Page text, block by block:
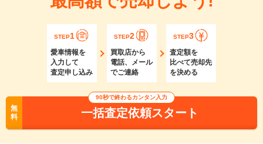
STEP1
愛車情報を
入力して
査定申し込み
STEP2
買取店から
電話、メール
でご連絡
STEP3
査定額を
比べて売却先
を決める
無
料
90秒で終わるカンタン入力
一括査定依頼スタート